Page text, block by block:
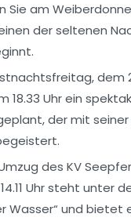
Sie am
der seltenen
dem
18.33 Uhr ein
der mit
des KV
Uhr steht unter
Wasser“ und